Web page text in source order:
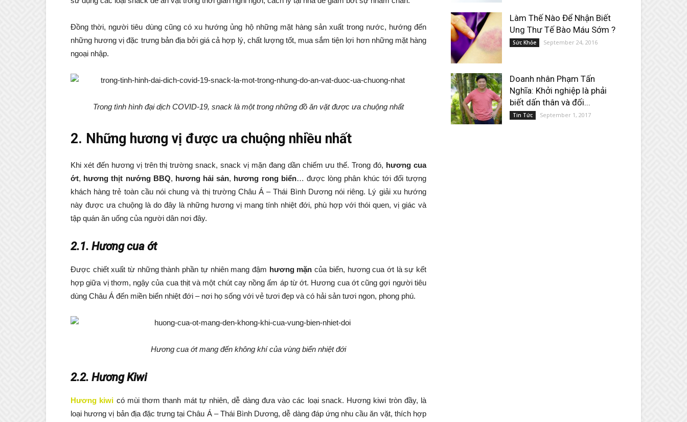
Đồng thời, người tiêu dùng cũng có xu hướng ủng hộ những mặt hàng sản xuất trong nước, hướng đến
những hương vị đặc trưng bản địa bởi giá cả hợp lý, chất lượng tốt, mua sắm tiện lợi hơn những mặt hàng
ngoại nhập.
Trong tình hình đại dịch COVID-19, snack là một trong những đồ ăn vặt được ưa chuộng nhất
2. Những hương vị được ưa chuộng nhiều nhất
Khi xét đến hương vị trên thị trường snack, snack vị mặn đang dần chiếm ưu thế. Trong đó, hương cua
ớt, hương thịt nướng BBQ, hương hải sản, hương rong biển… được lòng phân khúc tới đối tượng
khách hàng trẻ toàn cầu nói chung và thị trường Châu Á – Thái Bình Dương nói riêng. Lý giải xu hướng
này được ưa chuộng là do đây là những hương vị mang tính nhiệt đới, phù hợp với thói quen, vị giác và
tập quán ăn uống của người dân nơi đây.
2.1. Hương cua ớt
Được chiết xuất từ những thành phần tự nhiên mang đậm hương mặncủa biển, hương cua ớt là sự kết
hợp giữa vị thơm, ngậy của cua thịt và một chút cay nồng ấm áp từ ớt. Hương cua ớt cũng gợi người tiêu
dùng Châu Á đến miền biển nhiệt đới – nơi họ sống với vẻ tươi đẹp và có hải sản tươi ngon, phong phú.
Hương cua ớt mang đến không khí của vùng biển nhiệt đới
2.2. Hương Kiwi
Hương kiwi có mùi thơm thanh mát tự nhiên, dễ dàng đưa vào các loại snack. Hương kiwi tròn đầy, là
loại hương vị bản địa đặc trưng tại Châu Á – Thái Bình Dương, dễ dàng đáp ứng nhu cầu ăn vặt, thích hợp
Làm Thế Nào Để Nhận Biết
Ung Thư Tế Bào Máu Sớm ?
Sức Khỏe September 24, 2016
Doanh nhân Phạm Tấn
Nghĩa: Khởi nghiệp là phải
biết dấn thân và đối...
Tin Tức September 1, 2017